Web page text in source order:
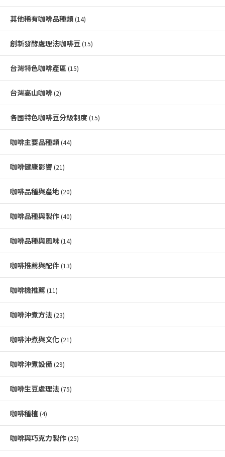
其他稀有咖啡品種類 (14)
創新發酵處理法咖啡豆 (15)
台灣特色咖啡產區 (15)
台灣高山咖啡(2)
各國特色咖啡豆分級制度 (15)
咖啡主要品種類 (44)
咖啡健康影響 (21)
咖啡品種與產地 (20)
咖啡品種與製作 (40)
咖啡品種與風味(14)
咖啡推薦與配件 (13)
咖啡機推薦 (11)
咖啡沖煮方法 (23)
咖啡沖煮與文化 (21)
咖啡沖煮設備 (29)
咖啡生豆處理法 (75)
咖啡種植 (4)
咖啡與巧克力製作 (25)